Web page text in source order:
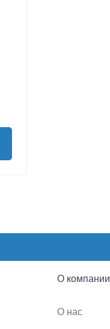
О компании
О нас